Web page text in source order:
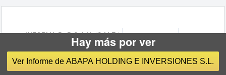
© INFORMA D&B S.A.U. (S.M.E.)
Condiciones de Uso
Política de Cookies
Hay más por ver
Ver Informe de ABAPA HOLDING E INVERSIONES S.L.